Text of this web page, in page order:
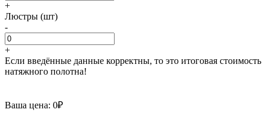
+
Люстры (шт)
-
+
Если введённые данные корректны, то это итоговая стоимость
натяжного полотна!
Ваша цена: 0₽